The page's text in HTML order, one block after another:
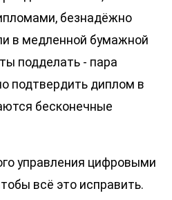
безнадёжно
в медленной бумажной
подделать - пара
подтвердить диплом в
бесконечные
управления цифровыми
всё это исправить.